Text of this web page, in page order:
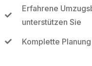
Erfahrene
unterstützen Sie
Komplette